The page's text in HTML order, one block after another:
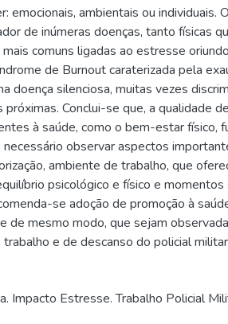
emocionais, ambientais ou individuais.
de inúmeras doenças, tanto físicas
comuns ligadas ao estresse
de Burnout caraterizada pela
doença silenciosa, muitas vezes
Conclui-se que, a qualidade
à saúde, como o bem-estar físico,
observar aspectos
ambiente de trabalho, que
psicológico e físico e
se adoção de promoção à
de mesmo modo, que sejam
e de descanso do policial
Impacto Estresse. Trabalho Policial